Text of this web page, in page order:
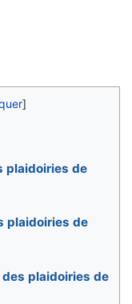
plaidoiries de
plaidoiries de
des plaidoiries de